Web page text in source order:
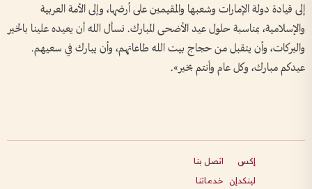
إلى قيادة دولة الإمارات وشعبها والمقيمين على أرضها، وإلى الأمة العربية
والإسلامية، بمناسبة حلول عيد الأضحى المبارك. نسأل الله أن يعيده علينا بالخير
والبركات، وأن يتقبل من حجاج بيت الله طاعاتهم، وأن يبارك في سعيهم.
عيدكم مبارك، وكل عام وأنتم بخير».
إكس
لينكدإن
اتصل بنا
خدماتنا